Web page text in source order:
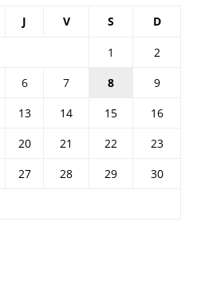
J V S D
1
2
6 7 8
9
13 14 15
16
20 21 22
23
27 28 29
30